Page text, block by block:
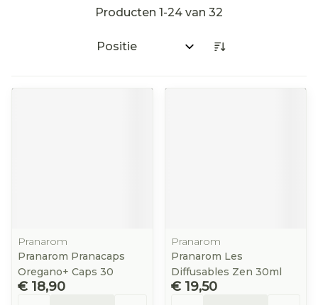
Producten 1-24 van 32
Sorteer op:
Pranarom
Pranarom Pranacaps
Oregano+ Caps 30
€ 18,90
Pranarom
Pranarom Les
Diffusables Zen 30ml
€ 19,50